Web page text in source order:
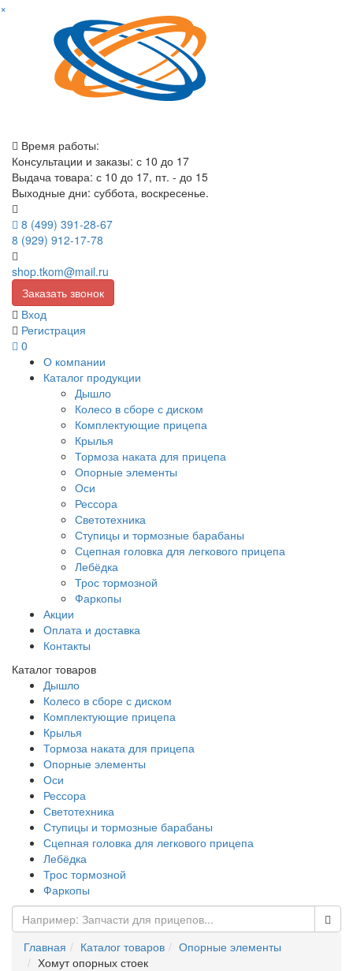
×
Время работы:
Консультации и заказы: с 10 до 17
Выдача товара: с 10 до 17, пт. - до 15
Выходные дни: суббота, воскресенье.
8 (499) 391-28-67
8 (929) 912-17-78
shop.tkom@mail.ru
Заказать звонок
Вход
Регистрация
0
О компании
Каталог продукции
Дышло
Колесо в сборе с диском
Комплектующие прицепа
Крылья
Тормоза наката для прицепа
Опорные элементы
Оси
Рессора
Светотехника
Ступицы и тормозные барабаны
Сцепная головка для легкового прицепа
Лебёдка
Трос тормозной
Фаркопы
Акции
Оплата и доставка
Контакты
Каталог товаров
Дышло
Колесо в сборе с диском
Комплектующие прицепа
Крылья
Тормоза наката для прицепа
Опорные элементы
Оси
Рессора
Светотехника
Ступицы и тормозные барабаны
Сцепная головка для легкового прицепа
Лебёдка
Трос тормозной
Фаркопы
Главная Каталог товаров
Опорные элементы
Хомут опорных стоек